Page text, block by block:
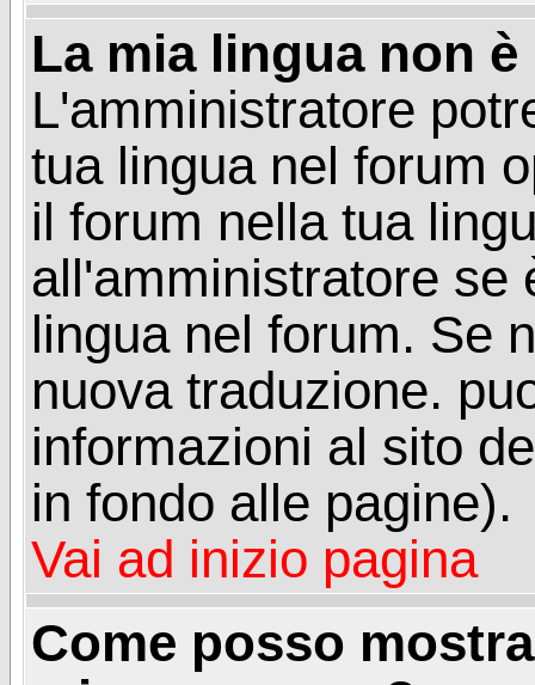
La mia lingua non
L'amministratore
tua lingua nel forum
il forum nella tua
all'amministratore se
lingua nel forum. Se
nuova traduzione.
informazioni al sito
in fondo alle pagine).
Vai ad inizio pagina
Come posso